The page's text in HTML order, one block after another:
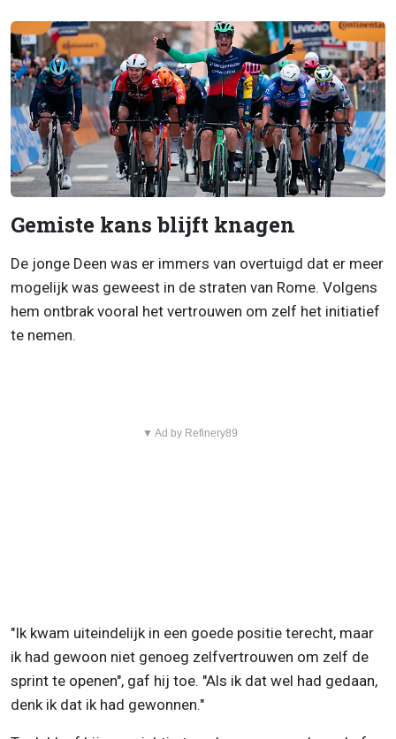
Gemiste kans blijft knagen
De jonge Deen was er immers van overtuigd dat er meer
mogelijk was geweest in de straten van Rome. Volgens
hem ontbrak vooral het vertrouwen om zelf het initiatief
te nemen.
▼ Ad by Refinery89
"Ik kwam uiteindelijk in een goede positie terecht, maar
ik had gewoon niet genoeg zelfvertrouwen om zelf de
sprint te openen", gaf hij toe. "Als ik dat wel had gedaan,
denk ik dat ik had gewonnen."